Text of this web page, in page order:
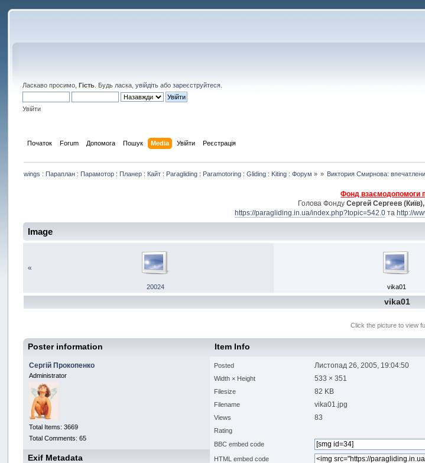
Ласкаво просимо,Гість . Будь ласка,увійдіть абозареєструйтеся
Увійти
Початок Forum Допомога Пошук Media Увійти Реєстрація
wings : Параплан : Парамотор : Планер : Кайт : Paragliding : Paramotoring : Gliding : Kiting : Форум » » Виктория Смирнова:
Фонд взаємодопомоги
Голова ФондуСергей Сергеев
https://paragliding.in.ua/index.php?topic=542.0та http://
Image
«
20024 vika01
vika01
Click the picture to view
Poster information Item Info
Сергій Прокопенко
Administrator
Total Items: 3669
Total Comments: 65
Posted Листопад 26, 2005, 19:04:50
Width × Height 533 × 351
Filesize 82 KB
Filename vika01.jpg
Views 83
Rating
BBC embed code
HTML embed code
Exif Metadata